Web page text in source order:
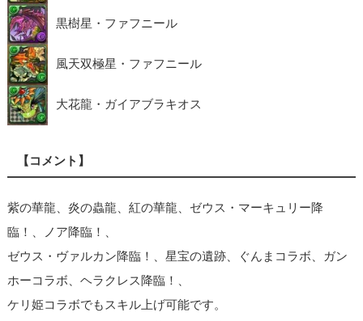
黒樹星・ファフニール
風天双極星・ファフニール
大花龍・ガイアブラキオス
【コメント】
紫の華龍、炎の蟲龍、紅の華龍、ゼウス・マーキュリー降
臨！、ノア降臨！、
ゼウス・ヴァルカン降臨！、星宝の遺跡、ぐんまコラボ、ガン
ホーコラボ、ヘラクレス降臨！、
ケリ姫コラボでもスキル上げ可能です。